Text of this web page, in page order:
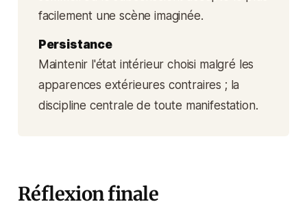
facilement une scène imaginée.
Persistance
Maintenir l'état intérieur choisi malgré les
apparences extérieures contraires ; la
discipline centrale de toute manifestation.
Réflexion finale